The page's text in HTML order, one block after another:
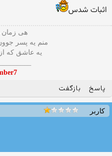
اثبات شدس
هی زمان
منم یه پسر
یه عاشق که
پاسخ بازگفت
کاربر